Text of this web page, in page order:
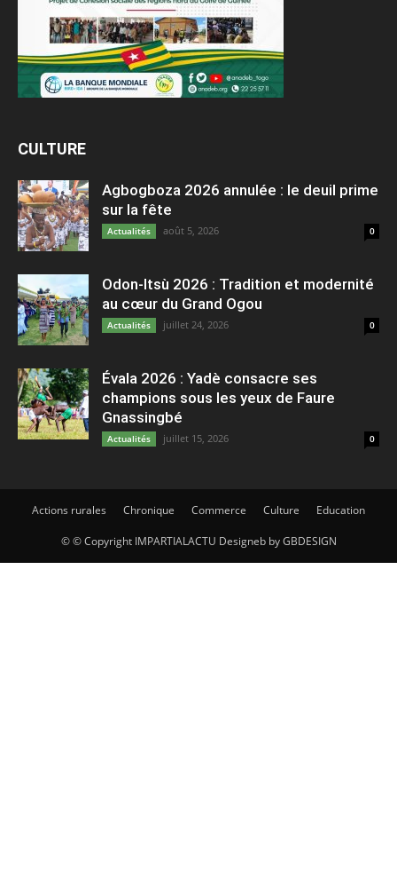
CULTURE
Agbogboza 2026 annulée : le deuil prime
sur la fête
Actualités août 5, 2026 0
Odon-Itsù 2026 : Tradition et modernité
au cœur du Grand Ogou
Actualités juillet 24, 2026 0
Évala 2026 : Yadè consacre ses
champions sous les yeux de Faure
Gnassingbé
Actualités juillet 15, 2026 0
Actions rurales Chronique Commerce Culture Education
© © Copyright IMPARTIALACTU Designeb by GBDESIGN